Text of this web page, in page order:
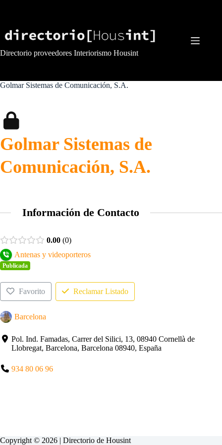
Directorio proveedores Interiorismo Housint
Golmar Sistemas de Comunicación, S.A.
Golmar Sistemas de
Comunicación, S.A.
Información de Contacto
0.00 0
Antenas y videoporteros
Publicada
Favorito Reclamar Listado
Barcelona
Pol. Ind. Famadas, Carrer del Silici, 13, 08940 Cornellà de
Llobregat, Barcelona, Barcelona 08940, España
934 80 06 96
Copyright © 2026 | Directorio de Housint